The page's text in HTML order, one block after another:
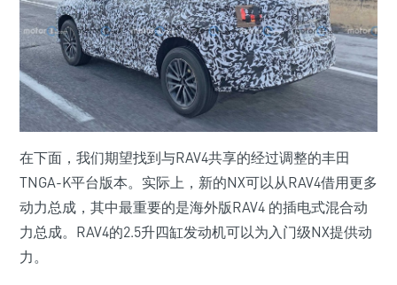
在下面，我们期望找到与RAV4共享的经过调整的丰田
TNGA-K平台版本。实际上，新的NX可以从RAV4借用更多
动力总成，其中最重要的是海外版RAV4 的插电式混合动
力总成。RAV4的2.5升四缸发动机可以为入门级NX提供动
力。